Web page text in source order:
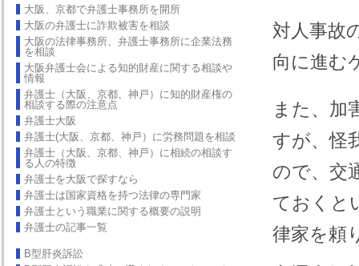
大阪、京都で弁護士事務所を開所
大阪の弁護士に詐欺被害を相談
大阪の法律事務所、弁護士事務所に企業法務
を相談
大阪弁護士会による知的財産に関する相談や
情報
弁護士（大阪、京都、神戸）に知的財産権の
相談する際の注意点
弁護士大阪
弁護士(大阪、京都、神戸）に労務問題を相談
弁護士（大阪、京都、神戸）に相続の相談す
る人の特徴
弁護士を大阪で探すなら
弁護士は国家資格を持つ法律の専門家
弁護士という職業に関する概要の説明
弁護士の記事一覧
B型肝炎訴訟
対人事故
向に進む
また、加
すが、怪
ので、交
ておくと
律家を頼